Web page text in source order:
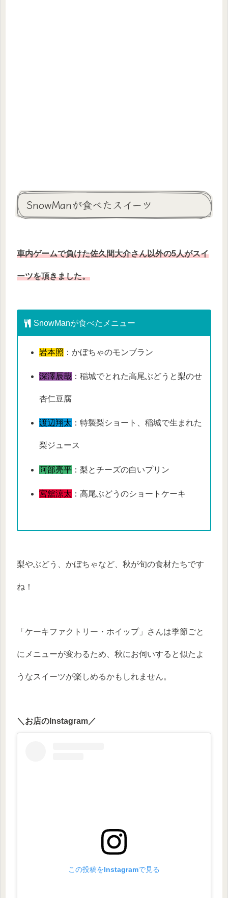
SnowManが食べたスイーツ
車内ゲームで負けた佐久間大介さん以外の5人がスイ
ーツを頂きました。
SnowManが食べたメニュー
岩本照 ：かぼちゃのモンブラン
深澤辰哉：稲城でとれた高尾ぶどうと梨のせ
杏仁豆腐
渡辺翔太 ：特製梨ショート、稲城で生まれた
梨ジュース
阿部亮平：梨とチーズの白いプリン
宮舘涼太 ：高尾ぶどうのショートケーキ
梨やぶどう、かぼちゃなど、秋が旬の食材たちです
ね！
「ケーキファクトリー・ホイップ」さんは季節ごと
にメニューが変わるため、秋にお伺いすると似たよ
うなスイーツが楽しめるかもしれません。
＼お店のInstagram／
この投稿をInstagramで見る